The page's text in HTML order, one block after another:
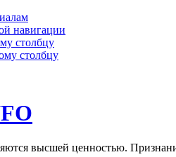
навигации
столбцу
столбцу
высшей ценностью.